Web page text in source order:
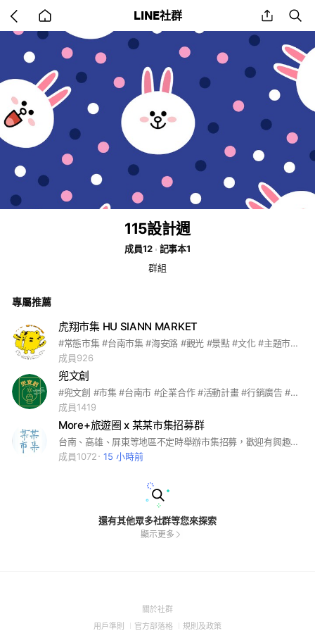
back
to
home
LINE社群 share
115設計週
成員12
記事本1
群組
專屬推薦
虎翔市集 HU SIANN MARKET
#常態市集 #台南市集 #海安路 #觀光 #景點 #文化 #主題市集 大家好、歡迎加入虎翔市集 HU SIANN MARKET、此社群為活動招商、宣傳、公告為主！請勿私自廣告及閒聊。入社群前麻煩將名字改為（品牌名稱）、感謝配合。如有犯規、一律直接踢出。
成員926
兜文創
#兜文創 #市集 #台南市 #企業合作 #活動計畫 #行銷廣告 #地方創生 #商圈合作 #企業贊助 #活動合作 一個以在地服務的熱忱而出發的市集， 希望讓更多台灣人認識台南這個充滿溫馨、充滿愛、充滿溫暖的城市
成員1419
More+旅遊圈 x 某某市集招募群
台南、高雄、屏東等地區不定時舉辦市集招募，歡迎有興趣的攤友加入報名！
成員1072
15 小時前
還有其他眾多社群等您來探索
顯示更多
關於社群(Open
用戶準則 (Open
官方部落格 (Open
規則及政策(Open